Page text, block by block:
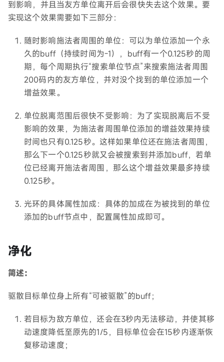
到影响，并且当友方单位离开后会很快失去这个效果。要
实现这个效果需要如下三部分：
随时影响施法者周围的单位：可以为单位添加一个永
久的buff（持续时间为-1），buff有一个0.125秒的周
期，每个周期执行“搜索单位节点”来搜索施法者周围
200码内的友方单位，并对没个找到的单位添加一个
增益效果。
单位脱离范围后很快不受影响：为了实现脱离后不受
影响的效果，为施法者周围单位添加的增益效果持续
时间也只有0.125秒。这样如果单位还在施法者周围，
那么下一个0.125秒就又会被搜索到并添加buff，若单
位已经离开施法者周围，那么这个增益效果最多持续
0.125秒。
光环的具体属性加成：具体的加成在为被找到的单位
添加的buff节点中，配置属性加成即可。
净化
简述：
驱散目标单位身上所有“可被驱散”的buff；
若目标为敌方单位，还会在3秒内无法移动，并使其移
动速度降低至原先的1/5，目标单位会在15秒内逐渐恢
复移动速度；